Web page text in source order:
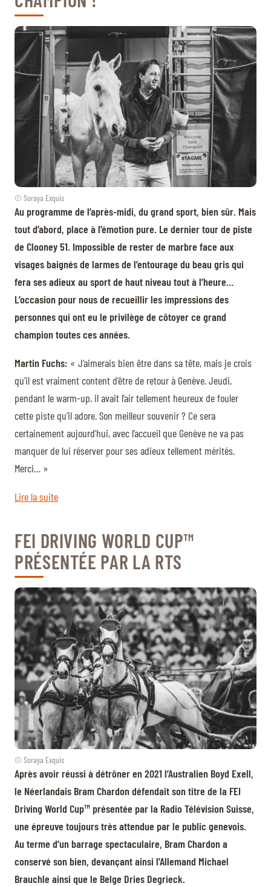
© Soraya Exquis
Au programme de l’après-midi, du grand sport, bien sûr. Mais
tout d’abord, place à l’émotion pure. Le dernier tour de piste
de Clooney 51. Impossible de rester de marbre face aux
visages baignés de larmes de l’entourage du beau gris qui
fera ses adieux au sport de haut niveau tout à l’heure…
L’occasion pour nous de recueillir les impressions des
personnes qui ont eu le privilège de côtoyer ce grand
champion toutes ces années.
Martin Fuchs: « J’aimerais bien être dans sa tête, mais je crois
qu’il est vraiment content d’être de retour à Genève. Jeudi,
pendant le warm-up, il avait l’air tellement heureux de fouler
cette piste qu’il adore. Son meilleur souvenir ? Ce sera
certainement aujourd’hui, avec l’accueil que Genève ne va pas
manquer de lui réserver pour ses adieux tellement mérités.
Merci… »
Lire la suite
FEI DRIVING WORLD CUP™
PRÉSENTÉE PAR LA RTS
© Soraya Exquis
Après avoir réussi à détrôner en 2021 l’Australien Boyd Exell,
le Néerlandais Bram Chardon défendait son titre de la FEI
Driving World Cup™ présentée par la Radio Télévision Suisse,
une épreuve toujours très attendue par le public genevois.
Au terme d’un barrage spectaculaire, Bram Chardon a
conservé son bien, devançant ainsi l'Allemand Michael
Brauchle ainsi que le Belge Dries Degrieck.